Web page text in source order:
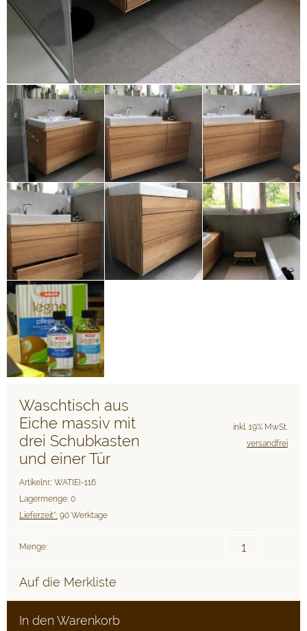
Waschtisch aus
Eiche massiv mit
drei Schubkasten
und einer Tür
Artikelnr.: WATIEI-116
Lagermenge: 0
Lieferzeit*: 90 Werktage
inkl. 19% MwSt.
versandfrei
Menge:
Auf die Merkliste
In den Warenkorb